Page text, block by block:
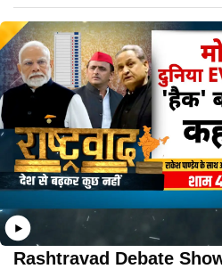
Rashtravad Debate